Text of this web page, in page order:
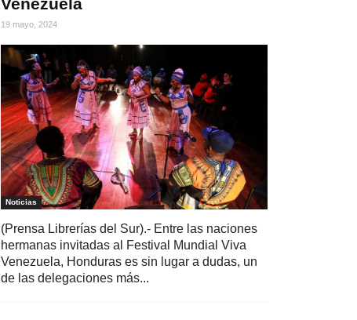
19 mayo, 2024
Noticias
(Prensa Librerías del Sur).- Entre las naciones
hermanas invitadas al Festival Mundial Viva
Venezuela, Honduras es sin lugar a dudas, un
de las delegaciones más...